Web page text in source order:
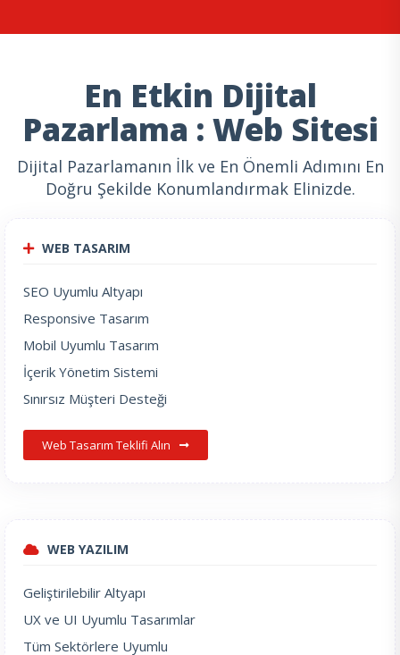
En Etkin Dijital
Pazarlama : Web Sitesi
Dijital Pazarlamanın İlk ve En Önemli Adımını En
Doğru Şekilde Konumlandırmak Elinizde.
WEB TASARIM
SEO Uyumlu Altyapı
Responsive Tasarım
Mobil Uyumlu Tasarım
İçerik Yönetim Sistemi
Sınırsız Müşteri Desteği
Web Tasarım Teklifi Alın
WEB YAZILIM
Geliştirilebilir Altyapı
UX ve UI Uyumlu Tasarımlar
Tüm Sektörlere Uyumlu